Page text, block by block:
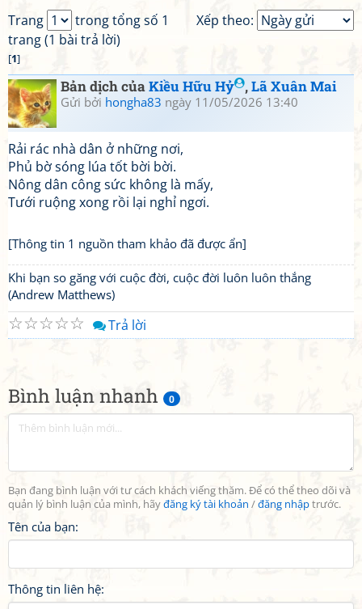
Bình luận nhanh 0
Bạn đang bình luận với tư cách khách viếng thăm. Để có thể theo dõi và
quản lý bình luận của mình, hãyđăng ký tài khoản /đăng nhậptrước.
Tên của bạn:
Thông tin liên hệ:
Xếp theo:
Trang
trong tổng số 1
trang (1 bài trả lời)
[1]
Bản dịch củaKiều Hữu Hỷ ,Lã Xuân Mai
Gửi bởi hongha83 ngày 11/05/2026 13:40
Rải rác nhà dân ở những nơi,
Phủ bờ sóng lúa tốt bời bời.
Nông dân công sức không là mấy,
Tưới ruộng xong rồi lại nghỉ ngơi.
[Thông tin 1 nguồn tham khảo đã được ẩn]
Khi bạn so găng với cuộc đời, cuộc đời luôn luôn thắng
(Andrew Matthews)
☆
☆
☆
☆
☆ Trả lời